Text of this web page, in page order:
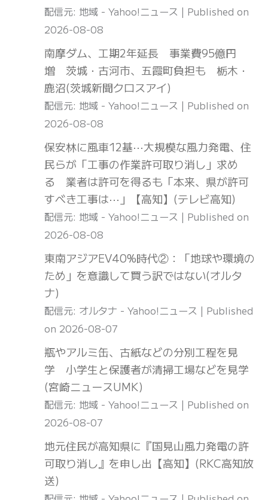
配信元: 地域 - Yahoo!ニュース
Published on
2026-08-08
南摩ダム、工期2年延長 事業費95億円
増 茨城・古河市、五霞町負担も 栃木・
鹿沼(茨城新聞クロスアイ)
配信元: 地域 - Yahoo!ニュース
Published on
2026-08-08
保安林に風車12基⋯大規模な風力発電、住
民らが「工事の作業許可取り消し」求め
る 業者は許可を得るも「本来、県が許可
すべき工事は⋯」【高知】(テレビ高知)
配信元: 地域 - Yahoo!ニュース
Published on
2026-08-08
東南アジアEV40%時代②：「地球や環境の
ため」を意識して買う訳ではない(オルタ
ナ)
配信元: オルタナ - Yahoo!ニュース
Published
on 2026-08-07
瓶やアルミ缶、古紙などの分別工程を見
学 小学生と保護者が清掃工場などを見学
(宮崎ニュースUMK)
配信元: 地域 - Yahoo!ニュース
Published on
2026-08-07
地元住民が高知県に『国見山風力発電の許
可取り消し』を申し出【高知】(RKC高知放
送)